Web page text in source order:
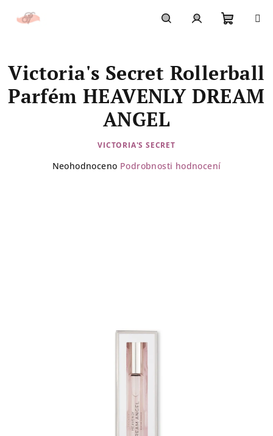
košík
Victoria's Secret Rollerball
Parfém HEAVENLY DREAM
ANGEL
VICTORIA'S SECRET
Průměrné
Neohodnoceno Podrobnosti hodnocení